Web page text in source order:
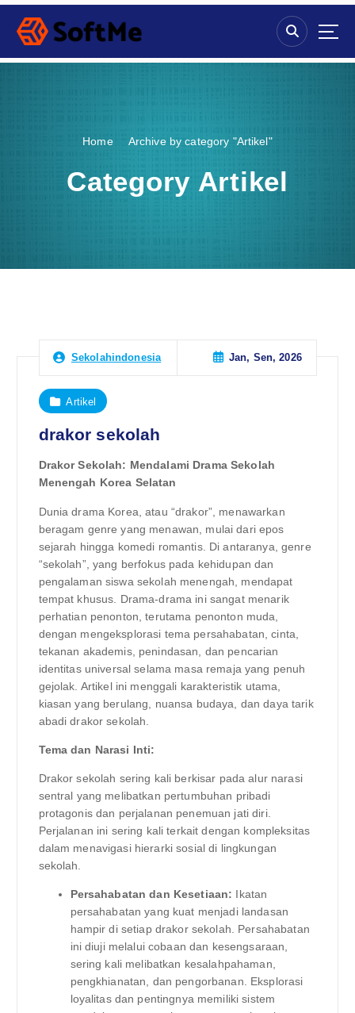
S
p
Home Archive by category "Artikel"
Category Artikel
Sekolahindonesia Jan, Sen, 2026
Artikel
drakor sekolah
Drakor Sekolah: Mendalami Drama Sekolah
Menengah Korea Selatan
Dunia drama Korea, atau “drakor”, menawarkan
beragam genre yang menawan, mulai dari epos
sejarah hingga komedi romantis. Di antaranya, genre
“sekolah”, yang berfokus pada kehidupan dan
pengalaman siswa sekolah menengah, mendapat
tempat khusus. Drama-drama ini sangat menarik
perhatian penonton, terutama penonton muda,
dengan mengeksplorasi tema persahabatan, cinta,
tekanan akademis, penindasan, dan pencarian
identitas universal selama masa remaja yang penuh
gejolak. Artikel ini menggali karakteristik utama,
kiasan yang berulang, nuansa budaya, dan daya tarik
abadi drakor sekolah.
Tema dan Narasi Inti:
Drakor sekolah sering kali berkisar pada alur narasi
sentral yang melibatkan pertumbuhan pribadi
protagonis dan perjalanan penemuan jati diri.
Perjalanan ini sering kali terkait dengan kompleksitas
dalam menavigasi hierarki sosial di lingkungan
sekolah.
Persahabatan dan Kesetiaan: Ikatan
persahabatan yang kuat menjadi landasan
hampir di setiap drakor sekolah. Persahabatan
ini diuji melalui cobaan dan kesengsaraan,
sering kali melibatkan kesalahpahaman,
pengkhianatan, dan pengorbanan. Eksplorasi
loyalitas dan pentingnya memiliki sistem